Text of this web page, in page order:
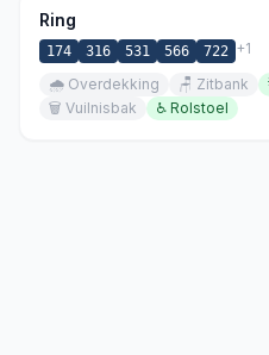
Ring
174 316 531 566 722 +1
🌧️ Overdekking 🪑 Zitbank
🗑️ Vuilnisbak ♿ Rolstoel